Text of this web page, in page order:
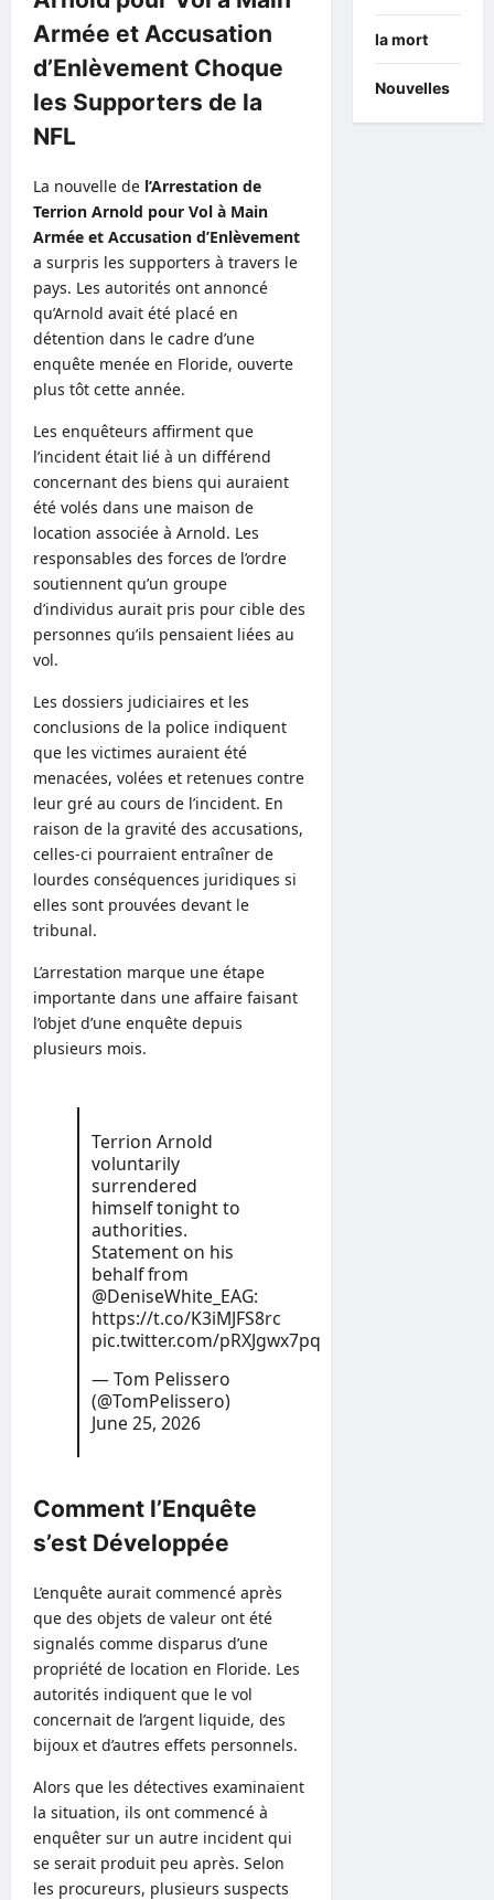
Armée et Accusation
d’Enlèvement Choque
les Supporters de la
NFL
La nouvelle de l’Arrestation de
Terrion Arnold pour Vol à Main
Armée et Accusation d’Enlèvement
a surpris les supporters à travers le
pays. Les autorités ont annoncé
qu’Arnold avait été placé en
détention dans le cadre d’une
enquête menée en Floride, ouverte
plus tôt cette année.
Les enquêteurs affirment que
l’incident était lié à un différend
concernant des biens qui auraient
été volés dans une maison de
location associée à Arnold. Les
responsables des forces de l’ordre
soutiennent qu’un groupe
d’individus aurait pris pour cible des
personnes qu’ils pensaient liées au
vol.
Les dossiers judiciaires et les
conclusions de la police indiquent
que les victimes auraient été
menacées, volées et retenues contre
leur gré au cours de l’incident. En
raison de la gravité des accusations,
celles-ci pourraient entraîner de
lourdes conséquences juridiques si
elles sont prouvées devant le
tribunal.
L’arrestation marque une étape
importante dans une affaire faisant
l’objet d’une enquête depuis
plusieurs mois.
Terrion Arnold
voluntarily
surrendered
himself tonight to
authorities.
Statement on his
behalf from
@DeniseWhite_EAG:
https://t.co/K3iMJFS8rc
pic.twitter.com/pRXJgwx7pq
— Tom Pelissero
(@TomPelissero)
June 25, 2026
Comment l’Enquête
s’est Développée
L’enquête aurait commencé après
que des objets de valeur ont été
signalés comme disparus d’une
propriété de location en Floride. Les
autorités indiquent que le vol
concernait de l’argent liquide, des
bijoux et d’autres effets personnels.
Alors que les détectives examinaient
la situation, ils ont commencé à
enquêter sur un autre incident qui
se serait produit peu après. Selon
les procureurs, plusieurs suspects
la mort
Nouvelles